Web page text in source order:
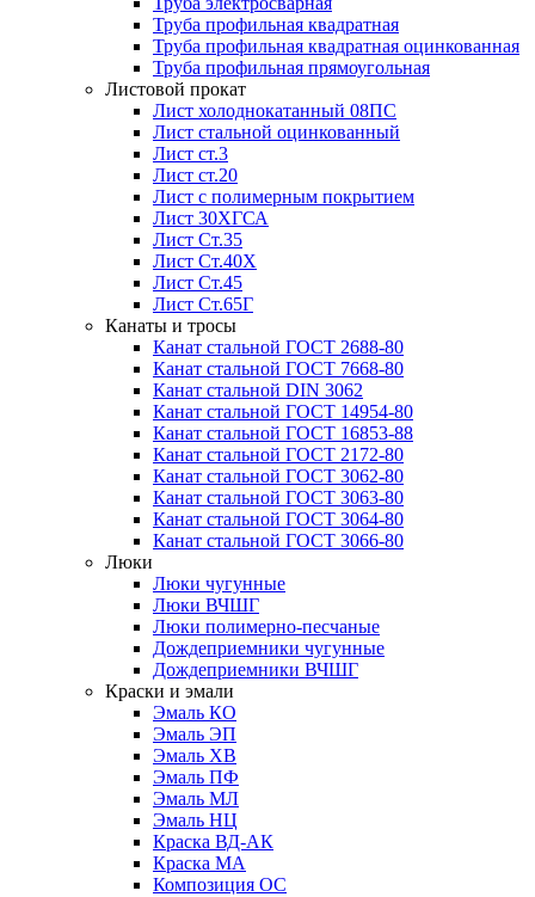
Труба профильная квадратная
Труба профильная квадратная оцинкованная
Труба профильная прямоугольная
Листовой прокат
Лист холоднокатанный 08ПС
Лист стальной оцинкованный
Лист ст.3
Лист ст.20
Лист с полимерным покрытием
Лист 30ХГСА
Лист Ст.35
Лист Ст.40Х
Лист Ст.45
Лист Ст.65Г
Канаты и тросы
Канат стальной ГОСТ 2688-80
Канат стальной ГОСТ 7668-80
Канат стальной DIN 3062
Канат стальной ГОСТ 14954-80
Канат стальной ГОСТ 16853-88
Канат стальной ГОСТ 2172-80
Канат стальной ГОСТ 3062-80
Канат стальной ГОСТ 3063-80
Канат стальной ГОСТ 3064-80
Канат стальной ГОСТ 3066-80
Люки
Люки чугунные
Люки ВЧШГ
Люки полимерно-песчаные
Дождеприемники чугунные
Дождеприемники ВЧШГ
Краски и эмали
Эмаль КО
Эмаль ЭП
Эмаль ХВ
Эмаль ПФ
Эмаль МЛ
Эмаль НЦ
Краска ВД-АК
Краска МА
Композиция ОС